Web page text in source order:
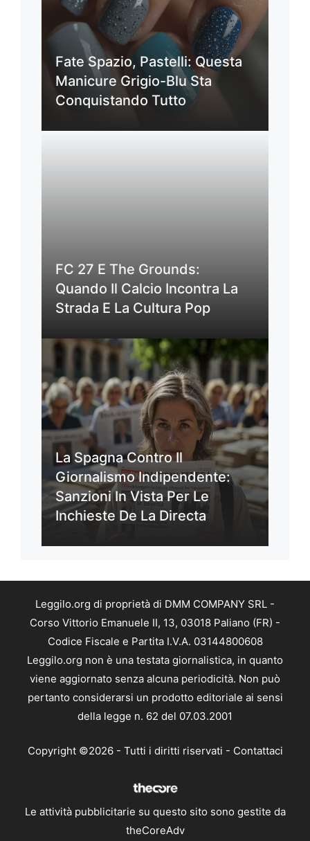
Fate Spazio, Pastelli: Questa
Manicure Grigio-Blu Sta
Conquistando Tutto
FC 27 E The Grounds:
Quando Il Calcio Incontra La
Strada E La Cultura Pop
La Spagna Contro Il
Giornalismo Indipendente:
Sanzioni In Vista Per Le
Inchieste De La Directa
Leggilo.org di proprietà di DMM COMPANY SRL -
Corso Vittorio Emanuele II, 13, 03018 Paliano (FR) -
Codice Fiscale e Partita I.V.A. 03144800608
Leggilo.org non è una testata giornalistica, in quanto
viene aggiornato senza alcuna periodicità. Non può
pertanto considerarsi un prodotto editoriale ai sensi
della legge n. 62 del 07.03.2001
Copyright ©2026 - Tutti i diritti riservati - Contattaci
Le attività pubblicitarie su questo sito sono gestite da
theCoreAdv